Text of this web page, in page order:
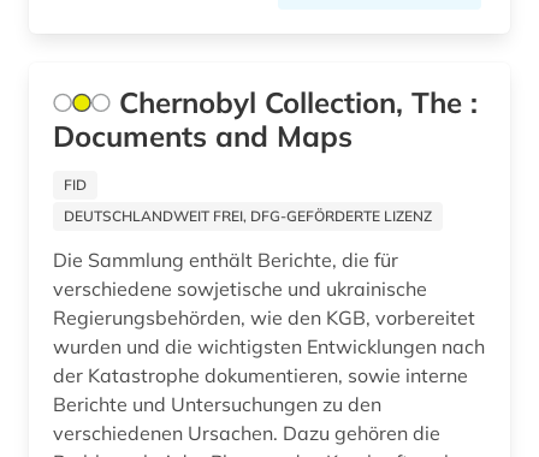
Chernobyl Collection, The :
Documents and Maps
FID
DEUTSCHLANDWEIT FREI, DFG-GEFÖRDERTE LIZENZ
Die Sammlung enthält Berichte, die für
verschiedene sowjetische und ukrainische
Regierungsbehörden, wie den KGB, vorbereitet
wurden und die wichtigsten Entwicklungen nach
der Katastrophe dokumentieren, sowie interne
Berichte und Untersuchungen zu den
verschiedenen Ursachen. Dazu gehören die